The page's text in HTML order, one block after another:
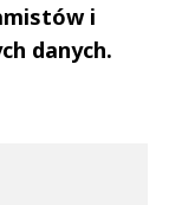
i
danych.